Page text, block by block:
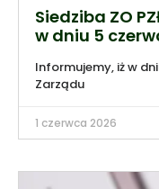
Siedziba ZO
w dniu 5
Informujemy, iż w
Zarządu
1 czerwca 2026